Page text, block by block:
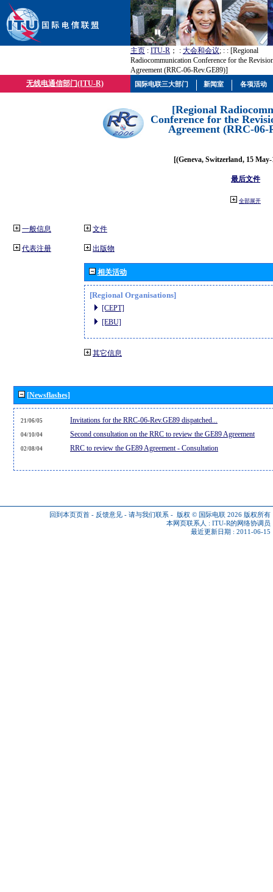
主页 : ITU-R ； : 大会和会议; : : [Regional
Radiocommunication Conference for the
Agreement (RRC-06-Rev.GE89)]
无线电通信部门(ITU-R)
[Regional
Conference for the
Agreement (RRC-06-
[(Geneva, Switzerland, 15
最后文件
全部展开
一般信息
代表注册
文件
出版物
相关活动
[Regional Organisations]
[CEPT]
[EBU]
其它信息
[Newsflashes]
21/06/05 Invitations for the RRC-06-Rev.GE89 dispatched...
04/10/04 Second consultation on the RRC to review the GE89 Agreement
02/08/04 RRC to review the GE89 Agreement - Consultation
回到本页页首 - 反馈意见 - 请与我们联系 - 版权 © 国际电联 2026 版权所有
本网页联系人 : ITU-R的网络协调员
最近更新日期 : 2011-06-15
国际电联三大部门 新闻室 各项活动